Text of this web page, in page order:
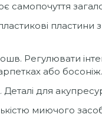
самопочуття
пластини
Регулювати
або босоніж.
для
миючого